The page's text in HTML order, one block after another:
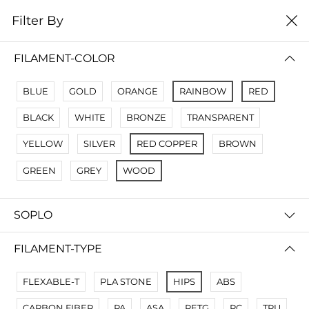
0
No Results
Not Found Filters1
Not Found Filters2
Filter By
FILAMENT-COLOR
BLUE GOLD ORANGE RAINBOW RED
BLACK WHITE BRONZE TRANSPARENT
YELLOW SILVER RED COPPER BROWN
GREEN GREY WOOD
SOPLO
FILAMENT-TYPE
FLEXABLE-T PLA STONE HIPS ABS